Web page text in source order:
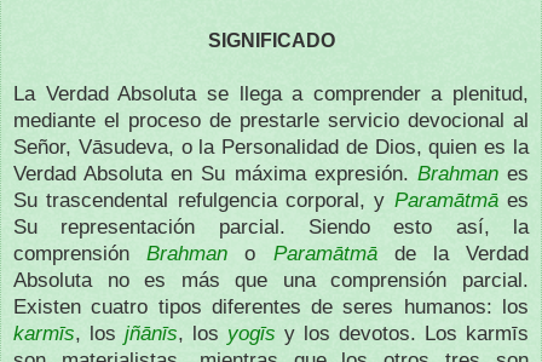
SIGNIFICADO
La Verdad Absoluta se llega a comprender a plenitud,
mediante el proceso de prestarle servicio devocional al
Señor, Vāsudeva, o la Personalidad de Dios, quien es la
Verdad Absoluta en Su máxima expresión. Brahmanes
Su trascendental refulgencia corporal, y Paramātmāes
Su representación parcial. Siendo esto así, la
comprensiónBrahman o Paramātmāde la Verdad
Absoluta no es más que una comprensión parcial.
Existen cuatro tipos diferentes de seres humanos: los
karmīs, los jñānīs, los yogīs y los devotos. Los karmīs